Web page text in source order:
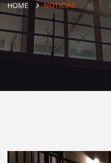
HOME NOTICIAS